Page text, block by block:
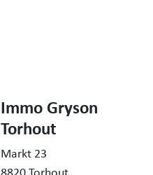
Immo Gryson
Torhout
Markt 23